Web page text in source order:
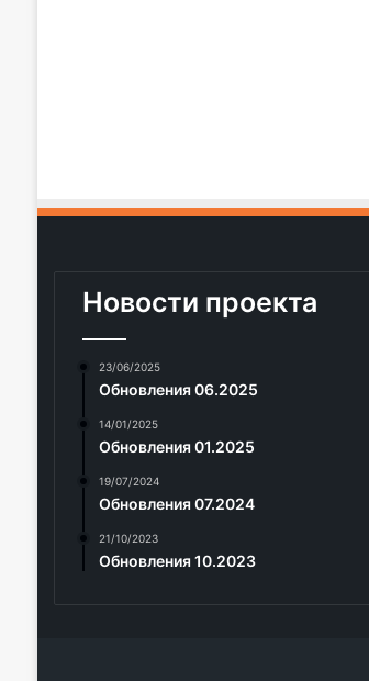
Новости проекта
23/06/2025
Обновления 06.2025
14/01/2025
Обновления 01.2025
19/07/2024
Обновления 07.2024
21/10/2023
Обновления 10.2023